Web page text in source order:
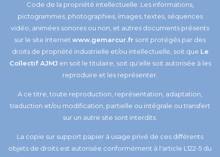
Code de la propriété intellectuelle. Les informations,
pictogrammes, photographies, images, textes, séquences
vidéo, animées sonores ou non, et autres documents présents
sur le site Internet www.gemarcur.fr sont protégés par des
droits de propriété industrielle et/ou intellectuelle, soit que Le
Collectif AJMJ en soit le titulaire, soit qu'elle soit autorisée à les
reproduire et les représenter.
A ce titre, toute reproduction, représentation, adaptation,
traduction et/ou modification, partielle ou intégrale ou transfert
sur un autre site sont interdits.
La copie sur support papier à usage privé de ces différents
objets de droits est autorisée conformément à l'article L122-5 du